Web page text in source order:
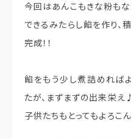
今回はあんこもきな粉も
できるみたらし餡を作り
完成！！
餡をもう少し煮詰めれば
たが、まずまずの出来栄え♪
子供たちもとってもよろこ